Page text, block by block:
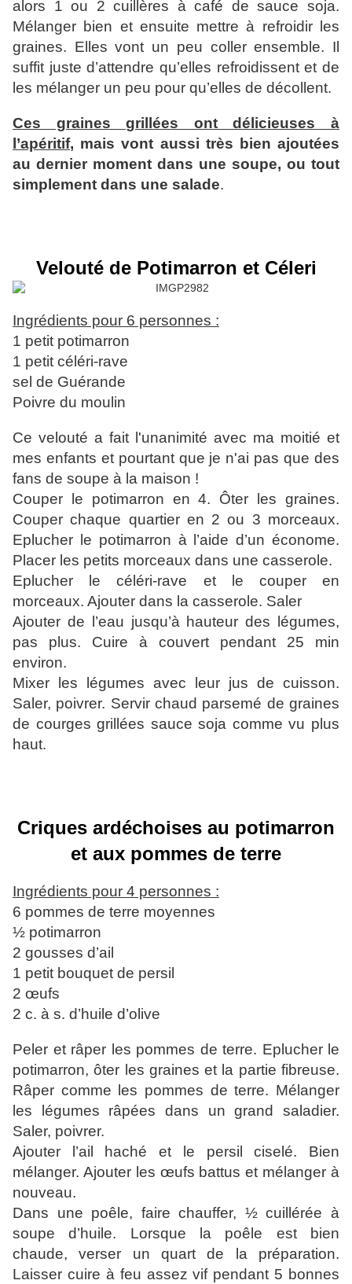
alors 1 ou 2 cuillères à café de sauce soja.
Mélanger bien et ensuite mettre à refroidir les
graines. Elles vont un peu coller ensemble. Il
suffit juste d’attendre qu’elles refroidissent et de
les mélanger un peu pour qu’elles de décollent.
Ces graines grillées ont délicieuses à
l’apéritif, mais vont aussi très bien ajoutées
au dernier moment dans une soupe, ou tout
simplement dans une salade.
Velouté de Potimarron et Céleri
Ingrédients pour 6 personnes :
1 petit potimarron
1 petit céléri-rave
sel de Guérande
Poivre du moulin
Ce velouté a fait l'unanimité avec ma moitié et
mes enfants et pourtant que je n'ai pas que des
fans de soupe à la maison !
Couper le potimarron en 4. Ôter les graines.
Couper chaque quartier en 2 ou 3 morceaux.
Eplucher le potimarron à l’aide d’un économe.
Placer les petits morceaux dans une casserole.
Eplucher le céléri-rave et le couper en
morceaux. Ajouter dans la casserole. Saler
Ajouter de l’eau jusqu’à hauteur des légumes,
pas plus. Cuire à couvert pendant 25 min
environ.
Mixer les légumes avec leur jus de cuisson.
Saler, poivrer. Servir chaud parsemé de graines
de courges grillées sauce soja comme vu plus
haut.
Criques ardéchoises au potimarron
et aux pommes de terre
Ingrédients pour 4 personnes :
6 pommes de terre moyennes
½ potimarron
2 gousses d’ail
1 petit bouquet de persil
2 œufs
2 c. à s. d’huile d’olive
Peler et râper les pommes de terre. Eplucher le
potimarron, ôter les graines et la partie fibreuse.
Râper comme les pommes de terre. Mélanger
les légumes râpées dans un grand saladier.
Saler, poivrer.
Ajouter l’ail haché et le persil ciselé. Bien
mélanger. Ajouter les œufs battus et mélanger à
nouveau.
Dans une poêle, faire chauffer, ½ cuillérée à
soupe d’huile. Lorsque la poêle est bien
chaude, verser un quart de la préparation.
Laisser cuire à feu assez vif pendant 5 bonnes